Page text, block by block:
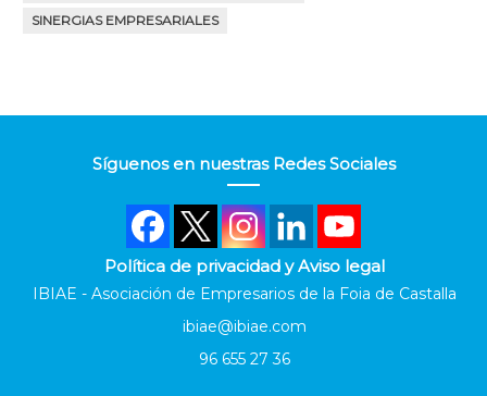
SINERGIAS EMPRESARIALES
Síguenos en nuestras Redes Sociales
Política de privacidad y Aviso legal
IBIAE - Asociación de Empresarios de la Foia de Castalla
ibiae@ibiae.com
96 655 27 36